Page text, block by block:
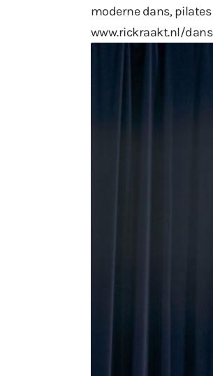
moderne dans,
www.rickraakt.nl/dans